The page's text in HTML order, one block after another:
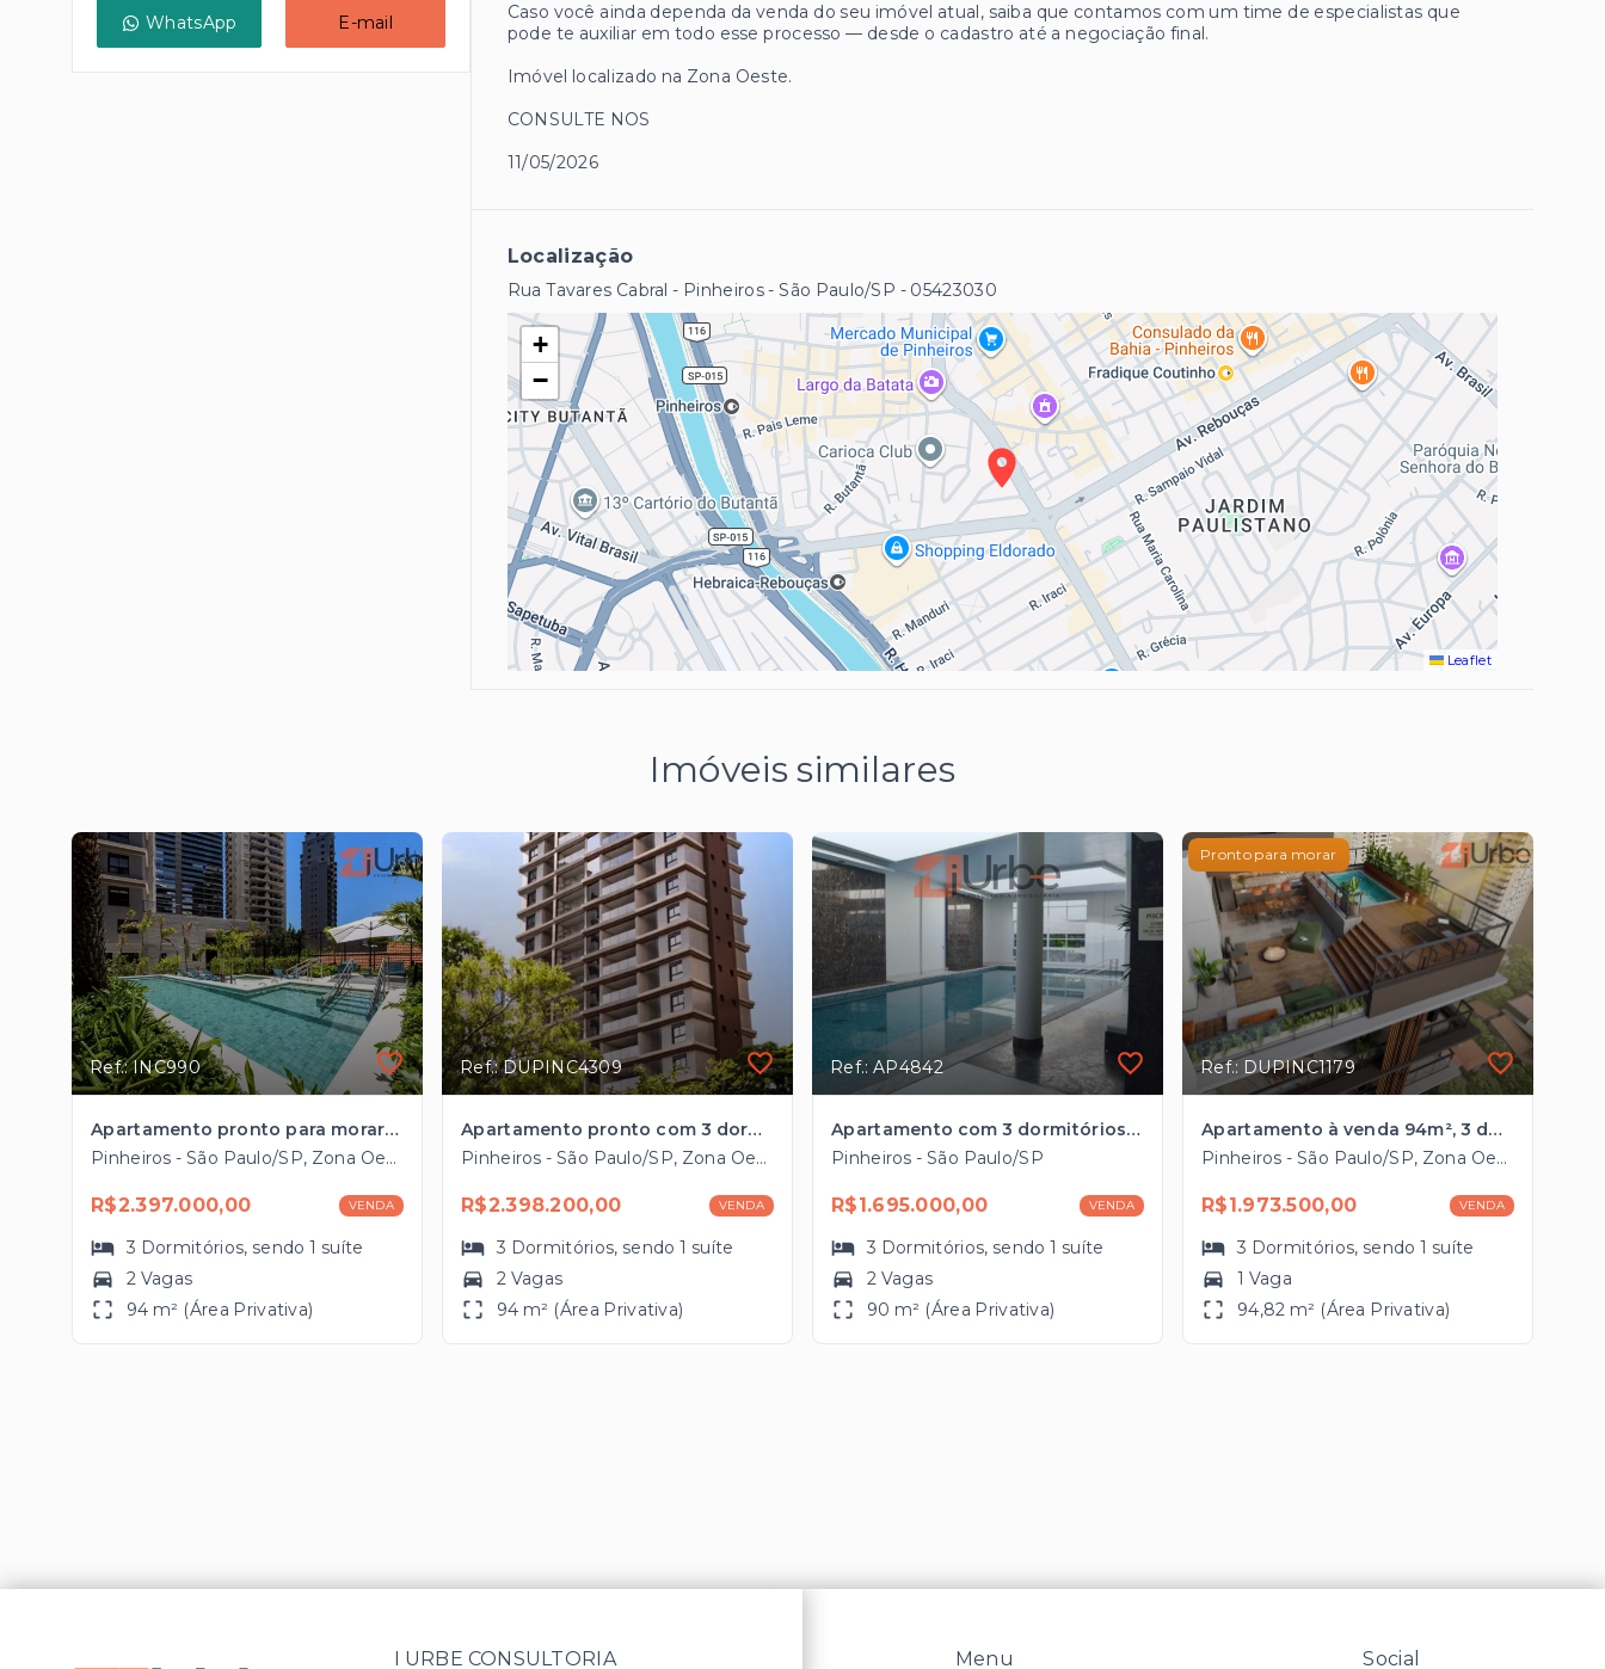
Caso você ainda dependa da venda do seu imóvel atual, saiba que contamos com um time de especialistas que
pode te auxiliar em todo esse processo — desde o cadastro até a negociação final.
Imóvel localizado na Zona Oeste.
CONSULTE NOS
11/05/2026
Localização
Rua Tavares Cabral - Pinheiros - São Paulo/SP - 05423030
+
−
Leaflet
WhatsApp E-mail
Imóveis similares
Ref.: INC990
Apartamento pronto para morar com 3 dormitórios à venda, 94 m² em Pinheiros
Pinheiros - São Paulo/SP, Zona Oeste
R$2.397.000,00 VENDA
3 Dormitórios, sendo1 suíte
2 Vagas
94 m² (Área Privativa)
Ref.: DUPINC4309
Apartamento pronto com 3 dormitórios à venda, 94m² em Pinheiros rpóximo à Faria Lima
Pinheiros - São Paulo/SP, Zona Oeste
R$2.398.200,00 VENDA
3 Dormitórios, sendo1 suíte
2 Vagas
94 m² (Área Privativa)
Ref.: AP4842
Apartamento com 3 dormitórios à venda, 90 m² por R$ 1.695.000,00 - Pinheiros - São Paulo/SP
Pinheiros - São Paulo/SP
R$1.695.000,00 VENDA
3 Dormitórios, sendo1 suíte
2 Vagas
90 m² (Área Privativa)
Pronto para morar
Ref.: DUPINC1179
Apartamento à venda 94m², 3 dormitórios próximo ao Metrô em Pinheiros
Pinheiros - São Paulo/SP, Zona Oeste
R$1.973.500,00 VENDA
3 Dormitórios, sendo1 suíte
1 Vaga
94,82 m² (Área Privativa)
Menu Social
I URBE CONSULTORIA